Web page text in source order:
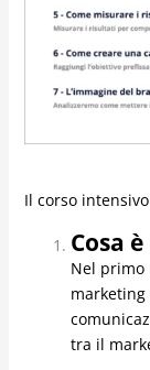
Il corso
Cosa
Nel primo
tra il